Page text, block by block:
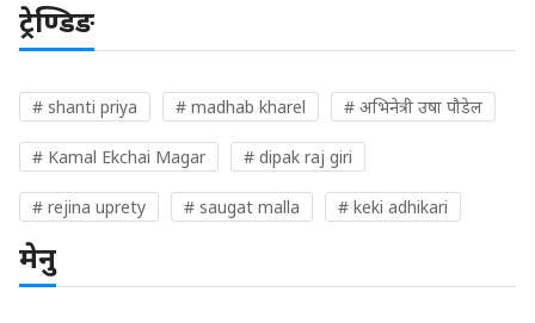
ट्रेण्डिङ
# shanti priya # madhab kharel # अभिनेत्री उषा पौडेल
# Kamal Ekchai Magar # dipak raj giri
# rejina uprety # saugat malla # keki adhikari
मेनु